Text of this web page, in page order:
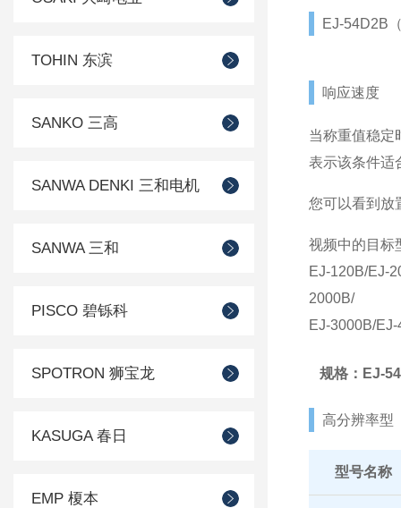
TOHIN 东滨
SANKO 三高
SANWA DENKI 三和电机
SANWA 三和
PISCO 碧铄科
SPOTRON 狮宝龙
KASUGA 春日
EMP 榎本
EJ-54D2B
响应速度
当称重值稳定
表示该条件适
您可以看到放
视频中的目标
EJ-120B/EJ-
2000B/
EJ-3000B/
规格：EJ-
高分辨率型
型号名称